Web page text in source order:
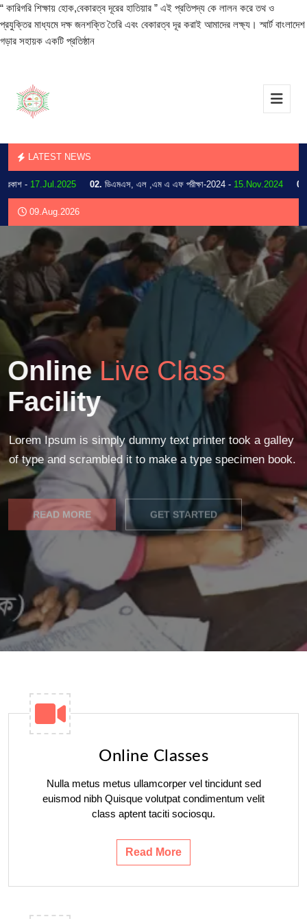
“ কারিগরি শিক্ষায় হোক,বেকারত্ব দূরের হাতিয়ার ” এই প্রতিপদ্য কে লালন করে তথ ও
প্রযুক্তির মাধ্যমে দক্ষ জনশক্তি তৈরি এবং বেকারত্ব দূর করাই আমাদের লক্ষ্য। স্মার্ট বাংলাদেশ
গড়ার সহায়ক একটি প্রতিষ্ঠান
LATEST NEWS
-17.Jul.2025 02. ডিএমএস, এল ,এম এ এফ পরীক্ষা-2024 -15.Nov.2024 03.
09.Aug.2026
OnlineLive Class
Facility
Lorem Ipsum is simply dummy text printer took a galley
of type and scrambled it to make a type specimen book.
READ MORE GET STARTED
Online Classes
Nulla metus metus ullamcorper vel tincidunt sed
euismod nibh Quisque volutpat condimentum velit
class aptent taciti sociosqu.
Read More